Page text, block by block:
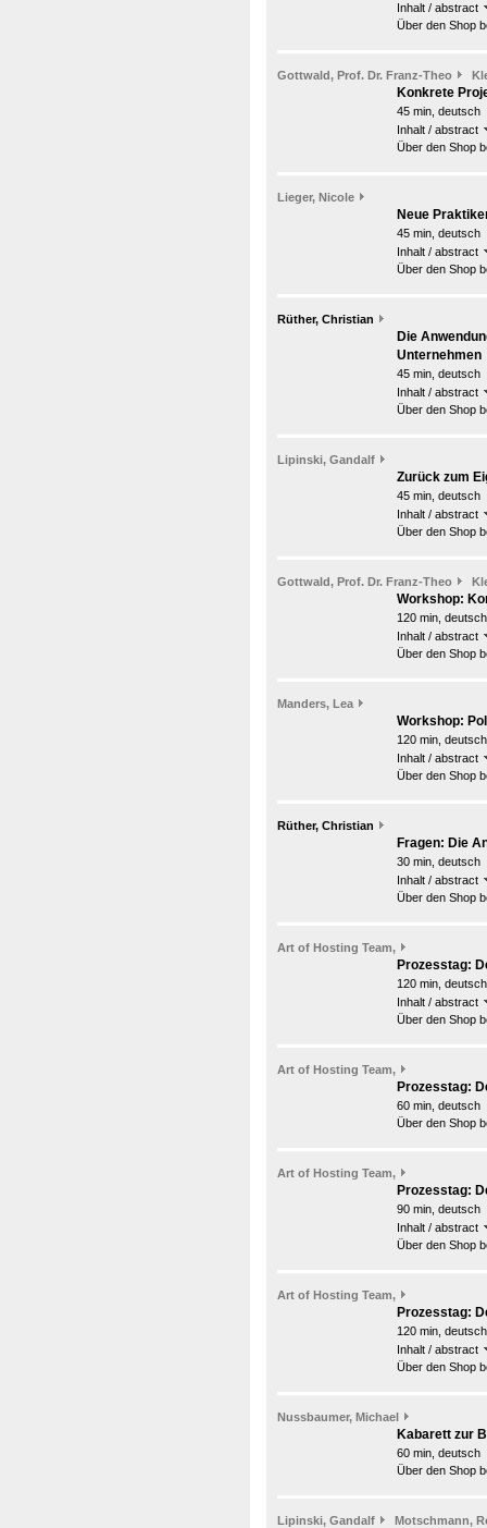
Inhalt / abstract
Über den Shop
Gottwald, Prof. Dr. Franz-Theo
Konkrete
45 min, deutsch
Inhalt / abstract
Über den Shop
Lieger, Nicole
Neue
45 min, deutsch
Inhalt / abstract
Über den Shop
Rüther, Christian
Die
Unternehmen
45 min, deutsch
Inhalt / abstract
Über den Shop
Lipinski, Gandalf
Zurück zum
45 min, deutsch
Inhalt / abstract
Über den Shop
Gottwald, Prof. Dr. Franz-Theo
Workshop:
120 min, deutsch
Inhalt / abstract
Über den Shop
Manders, Lea
Workshop:
120 min, deutsch
Inhalt / abstract
Über den Shop
Rüther, Christian
Fragen: Die
30 min, deutsch
Inhalt / abstract
Über den Shop
Art of Hosting Team,
Prozesstag:
120 min, deutsch
Inhalt / abstract
Über den Shop
Art of Hosting Team,
Prozesstag:
60 min, deutsch
Über den Shop
Art of Hosting Team,
Prozesstag:
90 min, deutsch
Inhalt / abstract
Über den Shop
Art of Hosting Team,
Prozesstag:
120 min, deutsch
Inhalt / abstract
Über den Shop
Nussbaumer, Michael
Kabarett zur
60 min, deutsch
Über den Shop
Lipinski, Gandalf Motschmann,